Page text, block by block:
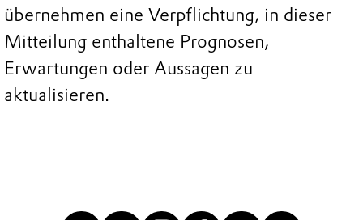
übernehmen eine Verpflichtung, in dieser
Mitteilung enthaltene Prognosen,
Erwartungen oder Aussagen zu
aktualisieren.